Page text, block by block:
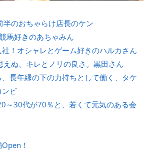
半のおちゃらけ店長のケン
馬好きのあちゃみん
社！オシャレとゲーム好きのハルカさん
えぬ、キレとノリの良さ。黒田さん
、長年縁の下の力持ちとして働く、タケ
ンビ
～30代が70％と、若くて元気のある会
！